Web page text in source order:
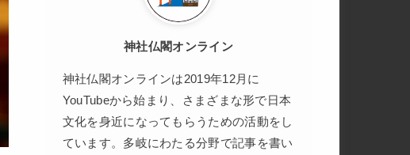
神社仏閣オンライン
神社仏閣オンラインは2019年12月に
YouTubeから始まり、さまざまな形で日本
文化を身近になってもらうための活動をし
ています。多岐にわたる分野で記事を書い